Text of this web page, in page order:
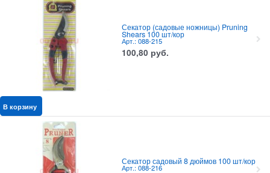
Секатор (садовые ножницы) Pruning
Shears 100 шт/кор
Арт.: 088-215
100,80 руб.
В корзину
Секатор садовый 8 дюймов 100 шт/кор
Арт.: 088-216